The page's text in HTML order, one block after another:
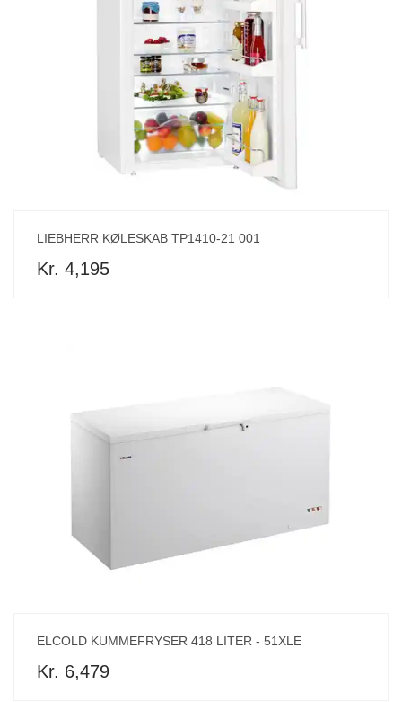
LIEBHERR KØLESKAB TP1410-21 001
Kr. 4,195
ELCOLD KUMMEFRYSER 418 LITER - 51XLE
Kr. 6,479